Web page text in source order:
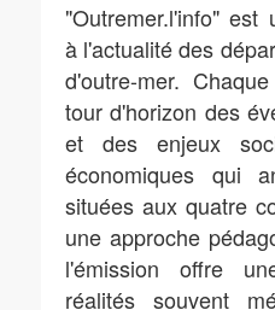
"Outremer.l'info" est
à l'actualité des
d'outre-mer.
tour d'horizon des
et des enjeux
économiques qui
situées aux quatre
une approche
l'émission offre
réalités souvent